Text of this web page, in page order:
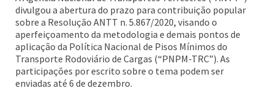
divulgou a abertura do prazo para contribuição popular
sobre a Resolução ANTT n. 5.867/2020, visando o
aperfeiçoamento da metodologia e demais pontos de
aplicação da Política Nacional de Pisos Mínimos do
Transporte Rodoviário de Cargas (“PNPM-TRC”). As
participações por escrito sobre o tema podem ser
enviadas até 6 de dezembro.